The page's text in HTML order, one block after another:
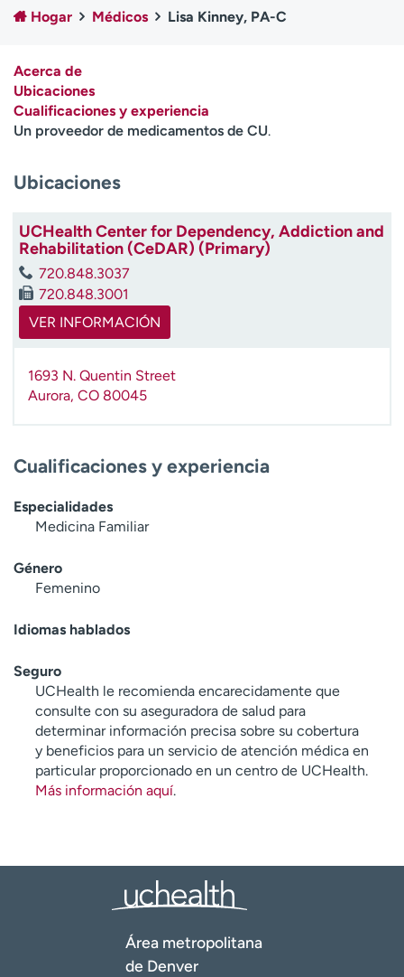
Atención a medios de
comunicación
Contáctenos Noticias e historias
y
a
n
a
Hogar Médicos Lisa Kinney, PA-C
Acerca de
Ubicaciones
Cualificaciones y experiencia
Un proveedor de medicamentos de CU.
Ubicaciones
UCHealth Center for Dependency, Addiction and
Rehabilitation (CeDAR) (Primary)
720.848.3037
720.848.3001
VER INFORMACIÓN
1693 N. Quentin Street
Aurora, CO 80045
Cualificaciones y experiencia
Especialidades
Medicina Familiar
Género
Femenino
Idiomas hablados
Seguro
UCHealth le recomienda encarecidamente que
consulte con su aseguradora de salud para
determinar información precisa sobre su cobertura
y beneficios para un servicio de atención médica en
particular proporcionado en un centro de UCHealth.
Más información aquí.
Área metropolitana
de Denver